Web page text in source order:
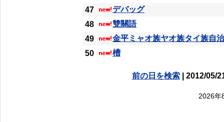
47
デバッグ
48
雙關語
49
金平ミャオ族ヤオ族タイ族自
50
槽
前の日を検索| 2012/05/
2026年